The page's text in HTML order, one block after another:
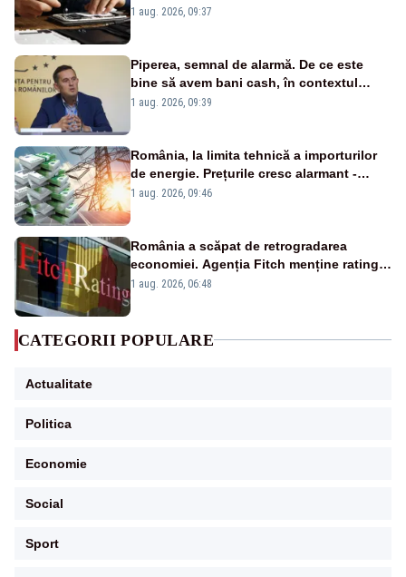
un produs
1 aug. 2026, 09:37
Piperea, semnal de alarmă. De ce este
bine să avem bani cash, în contextul
alertei energetice?
1 aug. 2026, 09:39
România, la limita tehnică a importurilor
de energie. Prețurile cresc alarmant -
Analiză Realitatea Plus
1 aug. 2026, 09:46
România a scăpat de retrogradarea
economiei. Agenția Fitch menține ratingul
„BBB-” cu perspectivă negativă
1 aug. 2026, 06:48
CATEGORII POPULARE
Actualitate
Politica
Economie
Social
Sport